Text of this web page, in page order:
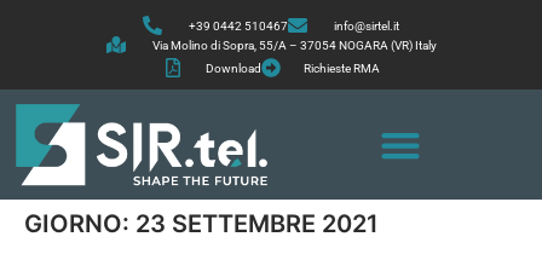
+39 0442 510467
info@sirtel.it
Via Molino di Sopra, 55/A – 37054 NOGARA (VR) Italy
Download
Richieste RMA
GIORNO: 23 SETTEMBRE 2021